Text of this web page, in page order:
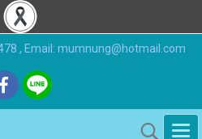
, Email: mumnung@hotmail.com